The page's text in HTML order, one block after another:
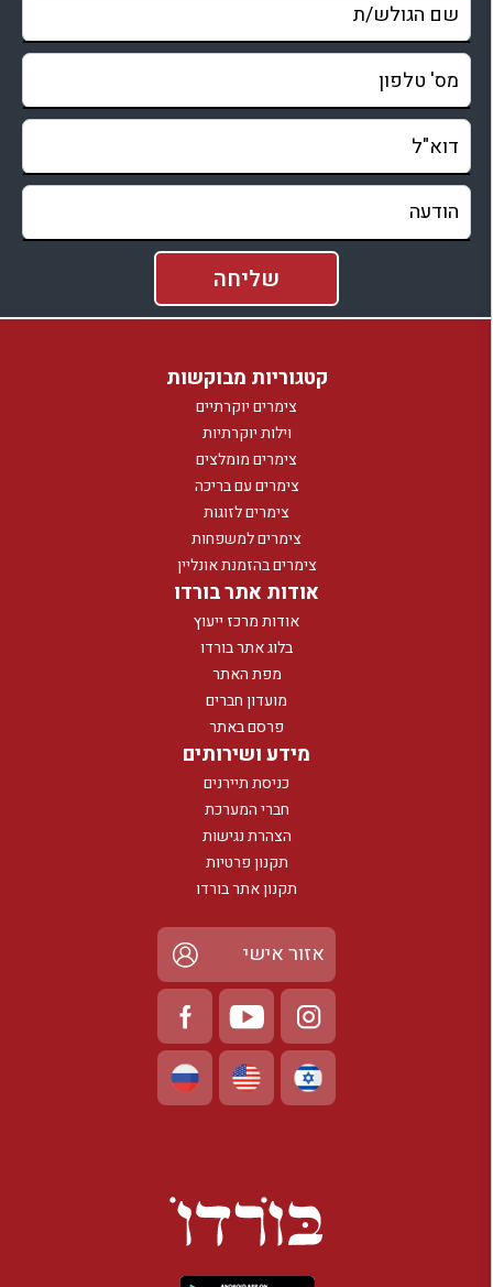
קטגוריות מבוקשות
צימרים יוקרתיים
וילות יוקרתיות
צימרים מומלצים
צימרים עם בריכה
צימרים לזוגות
צימרים למשפחות
צימרים בהזמנת אונליין
אודות אתר בורדו
אודות מרכז ייעוץ
בלוג אתר בורדו
מפת האתר
מועדון חברים
פרסם באתר
מידע ושירותים
כניסת תיירנים
חברי המערכת
הצהרת נגישות
תקנון פרטיות
תקנון אתר בורדו
אזור אישי